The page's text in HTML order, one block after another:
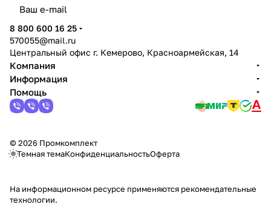
8 800 600 16 25
570055@mail.ru
Центральный офис г. Кемерово, Красноармейская, 14
Компания
Информация
Помощь
© 2026 Промкомплект
Темная темаКонфиденциальностьОферта
На информационном ресурсе применяются рекомендательные
технологии.